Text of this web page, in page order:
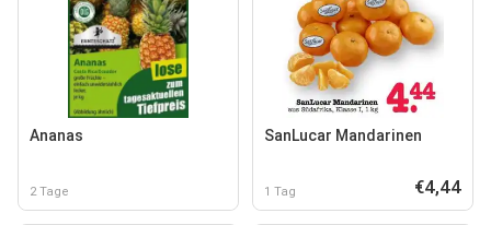
Ananas
2 Tage
SanLucar Mandarinen
1 Tag €4,44